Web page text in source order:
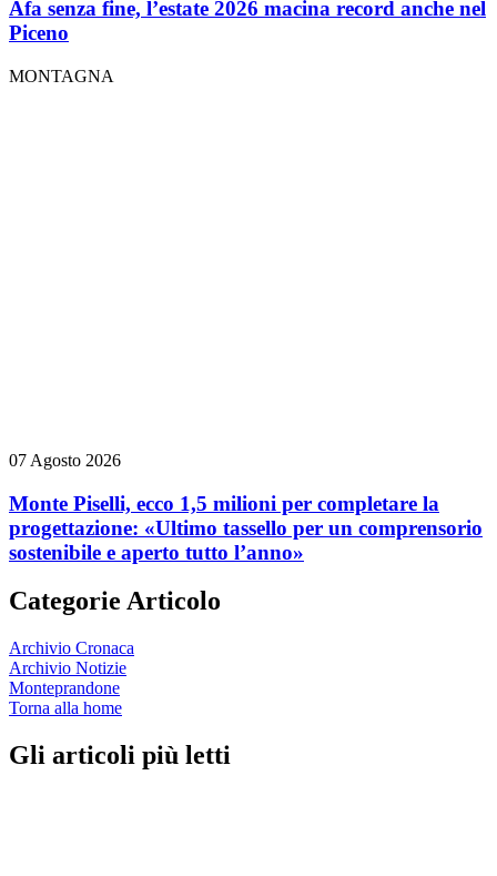
Afa senza fine, l’estate 2026 macina record anche nel
Piceno
MONTAGNA
07 Agosto 2026
Monte Piselli, ecco 1,5 milioni per completare la
progettazione: «Ultimo tassello per un comprensorio
sostenibile e aperto tutto l’anno»
Categorie Articolo
Archivio Cronaca
Archivio Notizie
Monteprandone
Torna alla home
Gli articoli più letti